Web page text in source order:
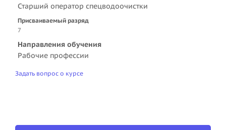
Старший оператор спецводоочистки
Присваиваемый разряд
7
Направления обучения
Рабочие профессии
Задать вопрос о курсе